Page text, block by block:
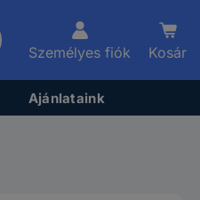
Személyes fiók Kosár
Ajánlataink